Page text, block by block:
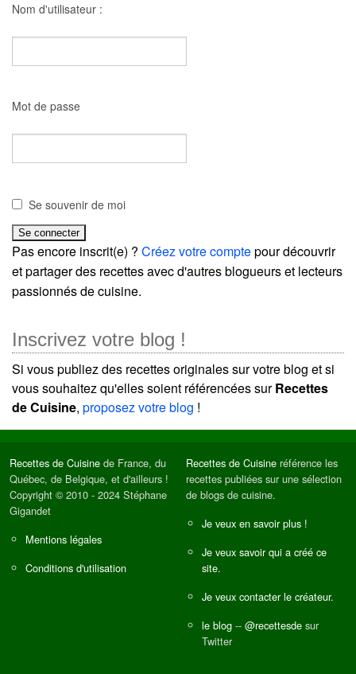
Nom d'utilisateur :
Mot de passe
Se souvenir de moi
Pas encore inscrit(e) ? Créez votre comptepour découvrir
et partager des recettes avec d'autres blogueurs et lecteurs
passionnés de cuisine.
Inscrivez votre blog !
Si vous publiez des recettes originales sur votre blog et si
vous souhaitez qu'elles soient référencées surRecettes
de Cuisine, proposez votre blog !
Recettes de Cuisine de France, du
Québec, de Belgique, et d'ailleurs !
Copyright © 2010 - 2024 Stéphane
Gigandet
Mentions légales
Conditions d'utilisation
Recettes de Cuisine référence les
recettes publiées sur une sélection
de blogs de cuisine.
Je veux en savoir plus !
Je veux savoir qui a créé ce
site.
Je veux contacter le créateur.
le blog -- @recettesde sur
Twitter